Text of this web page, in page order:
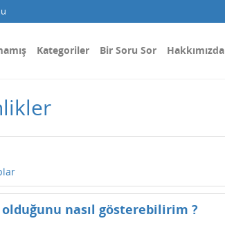
Kategoriler Bir Soru Sor Hakkımızda
olduğunu nasıl gösterebilirim ?